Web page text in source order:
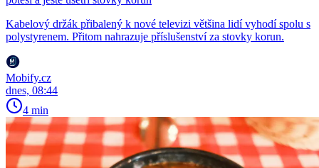
Kabelový držák přibalený k nové televizi většina lidí vyhodí spolu s
polystyrenem. Přitom nahrazuje příslušenství za stovky korun.
Mobify.cz
dnes, 08:44
4 min